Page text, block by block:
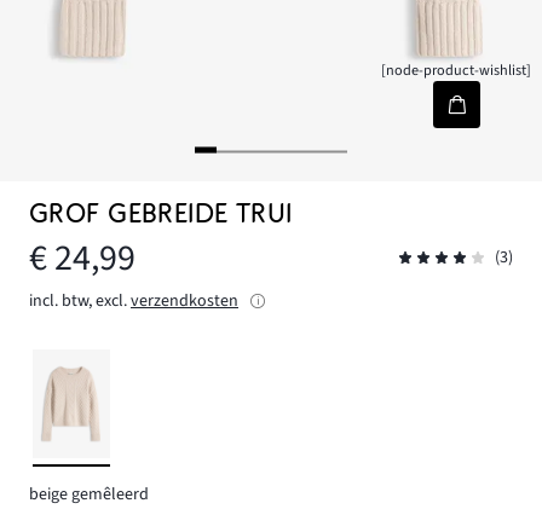
[node-product-wishlist]
GROF GEBREIDE TRUI
€ 24,99
(3)
incl. btw, excl.verzendkosten
beige gemêleerd